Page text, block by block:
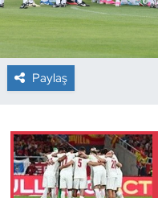
Paylaş
Cimnastik
Curling
Dağcılık
Dans Sporları
Dövüş Sanatı